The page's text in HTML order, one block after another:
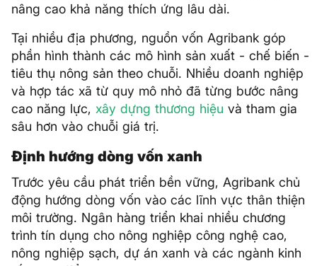
nâng cao khả năng thích ứng lâu dài.
Tại nhiều địa phương, nguồn vốn Agribank góp
phần hình thành các mô hình sản xuất - chế biến -
tiêu thụ nông sản theo chuỗi. Nhiều doanh nghiệp
và hợp tác xã từ quy mô nhỏ đã từng bước nâng
cao năng lực, xây dựng thương hiệu và tham gia
sâu hơn vào chuỗi giá trị.
Định hướng dòng vốn xanh
Trước yêu cầu phát triển bền vững, Agribank chủ
động hướng dòng vốn vào các lĩnh vực thân thiện
môi trường. Ngân hàng triển khai nhiều chương
trình tín dụng cho nông nghiệp công nghệ cao,
nông nghiệp sạch, dự án xanh và các ngành kinh